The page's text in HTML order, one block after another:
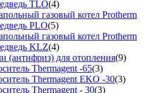
TLO(4)
газовый котел Protherm
PLO(5)
газовый котел Protherm
KLZ(4)
(антифриз) для отопления(9)
Thermagent -65(3)
Thermagent EKO -30(3)
Thermagent - 30(3)